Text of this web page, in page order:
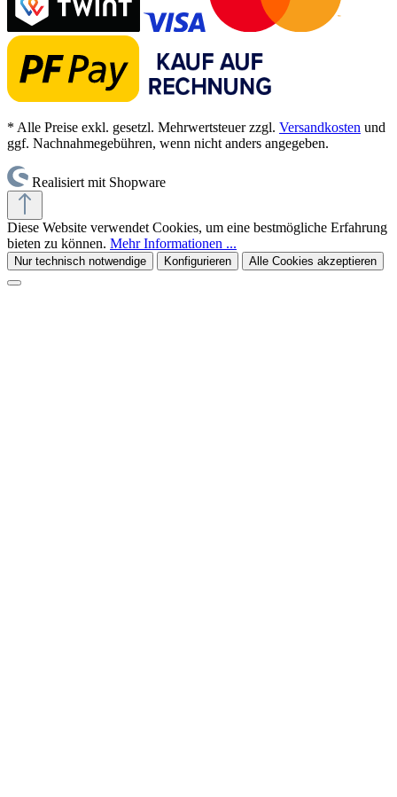
* Alle Preise exkl. gesetzl. Mehrwertsteuer zzgl. Versandkosten und
ggf. Nachnahmegebühren, wenn nicht anders angegeben.
Realisiert mit Shopware
Diese Website verwendet Cookies, um eine bestmögliche Erfahrung
bieten zu können. Mehr Informationen ...
Nur technisch notwendige Konfigurieren Alle Cookies akzeptieren